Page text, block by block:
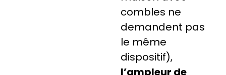
combles ne
demandent pas
le même
dispositif),
l’ampleur de